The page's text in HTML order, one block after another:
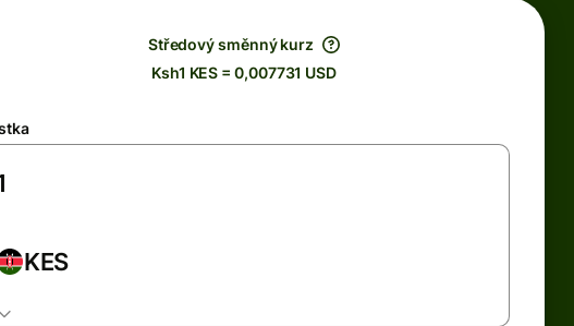
Středový směnný kurz
Ksh1 KES = 0,007731 USD
KES